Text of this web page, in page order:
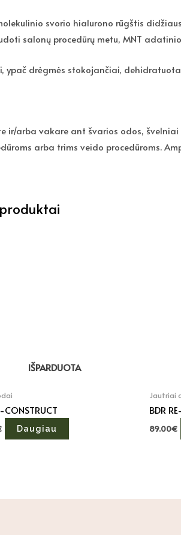
svorio hialurono rūgštis
salonų procedūrų metu, MNT
ypač drėgmės stokojančiai,
ir/arba vakare ant švarios odos,
arba trims veido procedūroms.
IŠPARDUOTA
CONSTRUCT
Daugiau
Jautriai
BDR
89.00€